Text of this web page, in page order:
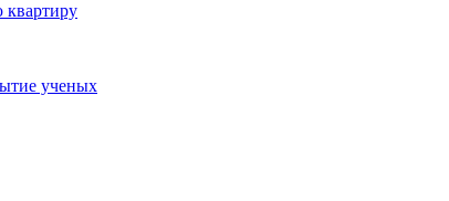
квартиру
ученых